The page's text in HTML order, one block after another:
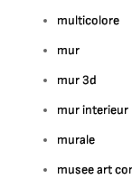
multicolore
mur
mur 3d
mur interieur
murale
musee art